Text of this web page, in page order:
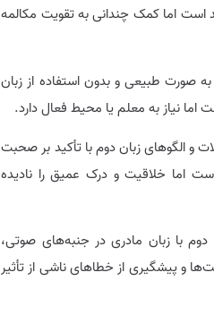
است اما کمک چندانی به تقویت مکالمه
صورت طبیعی و بدون استفاده از زبان
نیاز به معلم یا محیط فعال دارد.
و الگوهای زبان دوم با تأکید بر صحبت
اما خلاقیت و درک عمیق را نادیده
با زبان مادری در جنبه‌های صوتی،
و پیشگیری از خطاهای ناشی از تأثیر